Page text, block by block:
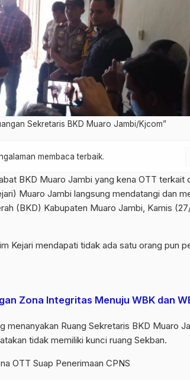
Sekretaris BKD Muaro Jambi/Kjcom”
membaca terbaik.
BKD Muaro Jambi yang kena OTT terkait
Muaro Jambi langsung mendatangi dan
(BKD) Kabupaten Muaro Jambi, Kamis (27/
Kejari mendapati tidak ada satu orang pun
Zona Integritas Menuju WBK dan
menanyakan Ruang Sekretaris BKD Muaro
tidak memiliki kunci ruang Sekban.
OTT Suap Penerimaan CPNS